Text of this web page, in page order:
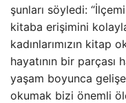
şunları söyledi:
kitaba erişimini
kadınlarımızın kitap
hayatının bir
yaşam boyunca
okumak bizi önemli